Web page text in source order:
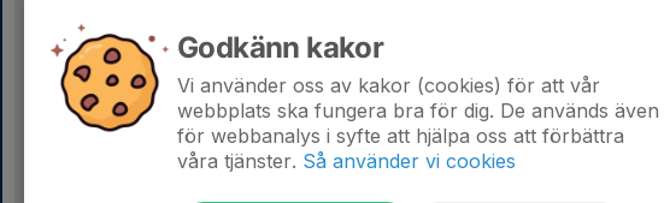
Godkänn kakor
Vi använder oss av kakor (cookies) för att vår
webbplats ska fungera bra för dig. De används även
för webbanalys i syfte att hjälpa oss att förbättra
våra tjänster. Så använder vi cookies